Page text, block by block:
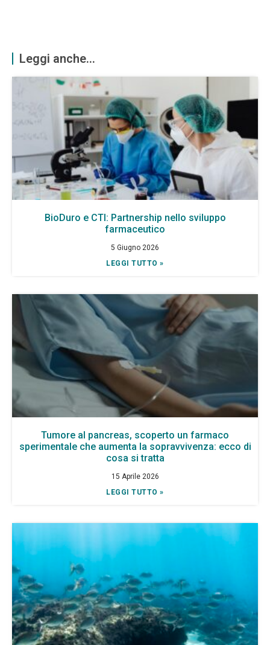
Leggi anche...
BioDuro e CTI: Partnership nello sviluppo
farmaceutico
5 Giugno 2026
LEGGI TUTTO »
Tumore al pancreas, scoperto un farmaco
sperimentale che aumenta la sopravvivenza: ecco di
cosa si tratta
15 Aprile 2026
LEGGI TUTTO »